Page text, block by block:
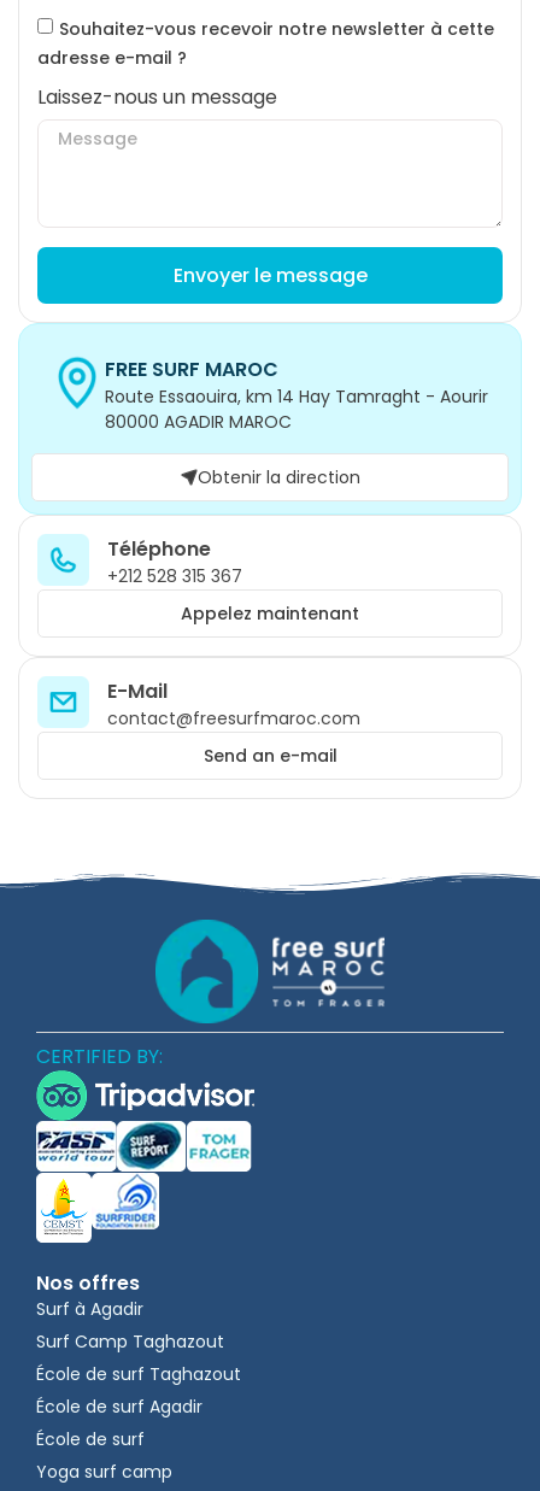
FREE SURF MAROC
Route Essaouira, km 14 Hay Tamraght - Aourir
80000 AGADIR MAROC
Obtenir la direction
Téléphone
+212 528 315 367
Appelez maintenant
E-Mail
contact@freesurfmaroc.com
Send an e-mail
Souhaitez-vous recevoir notre newsletter à cette
adresse e-mail ?
Laissez-nous un message
Envoyer le message
CERTIFIED BY:
Nos offres
Surf à Agadir
Surf Camp Taghazout
École de surf Taghazout
École de surf Agadir
École de surf
Yoga surf camp